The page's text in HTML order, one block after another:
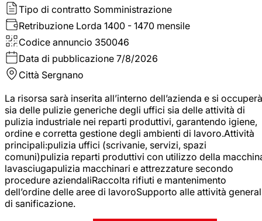
Tipo di contratto Somministrazione
Retribuzione Lorda 1400 - 1470 mensile
Codice annuncio 350046
Data di pubblicazione 7/8/2026
Città Sergnano
La risorsa sarà inserita all’interno dell’azienda e si occuperà
sia delle pulizie generiche degli uffici sia delle attività di
pulizia industriale nei reparti produttivi, garantendo igiene,
ordine e corretta gestione degli ambienti di lavoro.Attività
principali:pulizia uffici (scrivanie, servizi, spazi
comuni)pulizia reparti produttivi con utilizzo della
lavasciugapulizia macchinari e attrezzature secondo
procedure aziendaliRaccolta rifiuti e mantenimento
dell’ordine delle aree di lavoroSupporto alle attività
di sanificazione.